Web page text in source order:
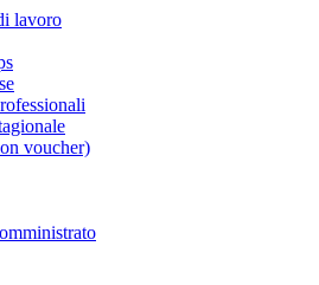
lavoro
voucher)